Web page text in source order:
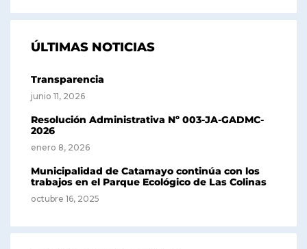
ÚLTIMAS NOTICIAS
Transparencia
junio 11, 2026
Resolución Administrativa Nº 003-JA-GADMC-
2026
enero 8, 2026
Municipalidad de Catamayo continúa con los
trabajos en el Parque Ecológico de Las Colinas
octubre 16, 2025